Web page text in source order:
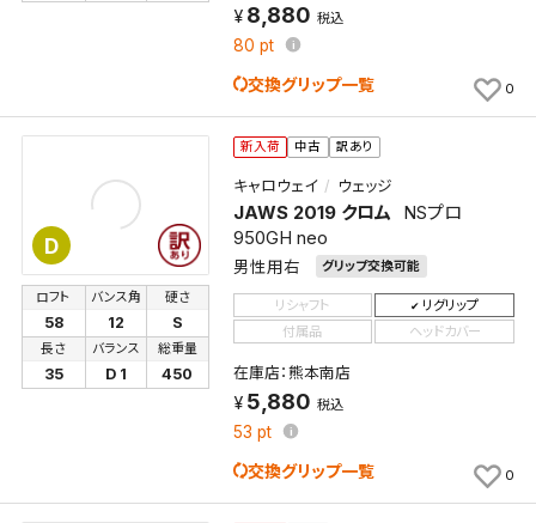
8,880 税込
80 pt
交換グリップ一覧 0
D
新入荷 中古 訳あり
キャロウェイ ウェッジ
JAWS 2019 クロム
NSプロ
950GH neo
男性用右 グリップ交換可能
ロフト
58
バンス角
12
硬さ
S
長さ
35
バランス
D 1
総重量
450
リシャフト
リグリップ
付属品
ヘッドカバー
在庫店：熊本南店
5,880 税込
53 pt
交換グリップ一覧 0